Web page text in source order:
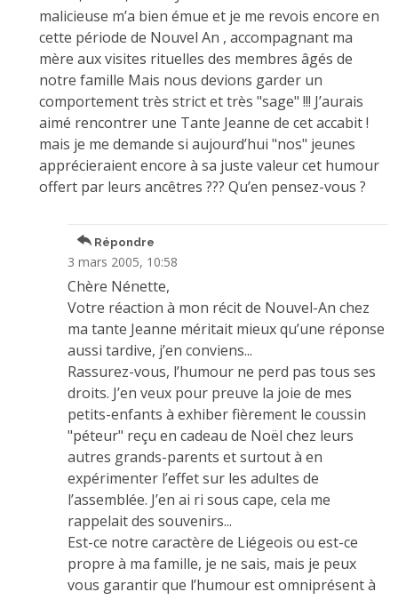
malicieuse m’a bien émue et je me revois encore en
cette période de Nouvel An , accompagnant ma
mère aux visites rituelles des membres âgés de
notre famille Mais nous devions garder un
comportement très strict et très "sage" !!! J’aurais
aimé rencontrer une Tante Jeanne de cet accabit !
mais je me demande si aujourd’hui "nos" jeunes
apprécieraient encore à sa juste valeur cet humour
offert par leurs ancêtres ??? Qu’en pensez-vous ?
Répondre
3 mars 2005, 10:58
Chère Nénette,
Votre réaction à mon récit de Nouvel-An chez
ma tante Jeanne méritait mieux qu’une réponse
aussi tardive, j’en conviens...
Rassurez-vous, l’humour ne perd pas tous ses
droits. J’en veux pour preuve la joie de mes
petits-enfants à exhiber fièrement le coussin
"péteur" reçu en cadeau de Noël chez leurs
autres grands-parents et surtout à en
expérimenter l’effet sur les adultes de
l’assemblée. J’en ai ri sous cape, cela me
rappelait des souvenirs...
Est-ce notre caractère de Liégeois ou est-ce
propre à ma famille, je ne sais, mais je peux
vous garantir que l’humour est omniprésent à